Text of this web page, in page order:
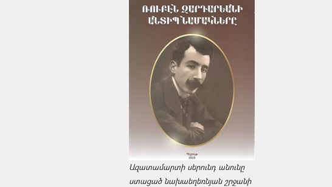
Ազատամարտի սերունդ անունը
ստացած նախաեղեռնյան շրջանի